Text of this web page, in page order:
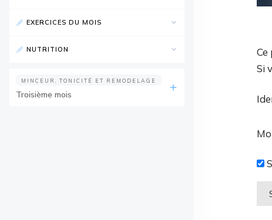
Ce
Si
EXERCICES DU MOIS
NUTRITION
MINCEUR, TONICITÉ ET REMODELAGE
Troisième mois